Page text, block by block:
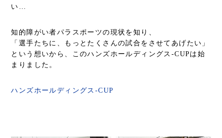
い…
知的障がい者パラスポーツの現状を知り、
「選手たちに、もっとたくさんの試合をさせてあげたい」
という想いから、このハンズホールディングス-CUPは始
まりました。
ハンズホールディングス-CUP